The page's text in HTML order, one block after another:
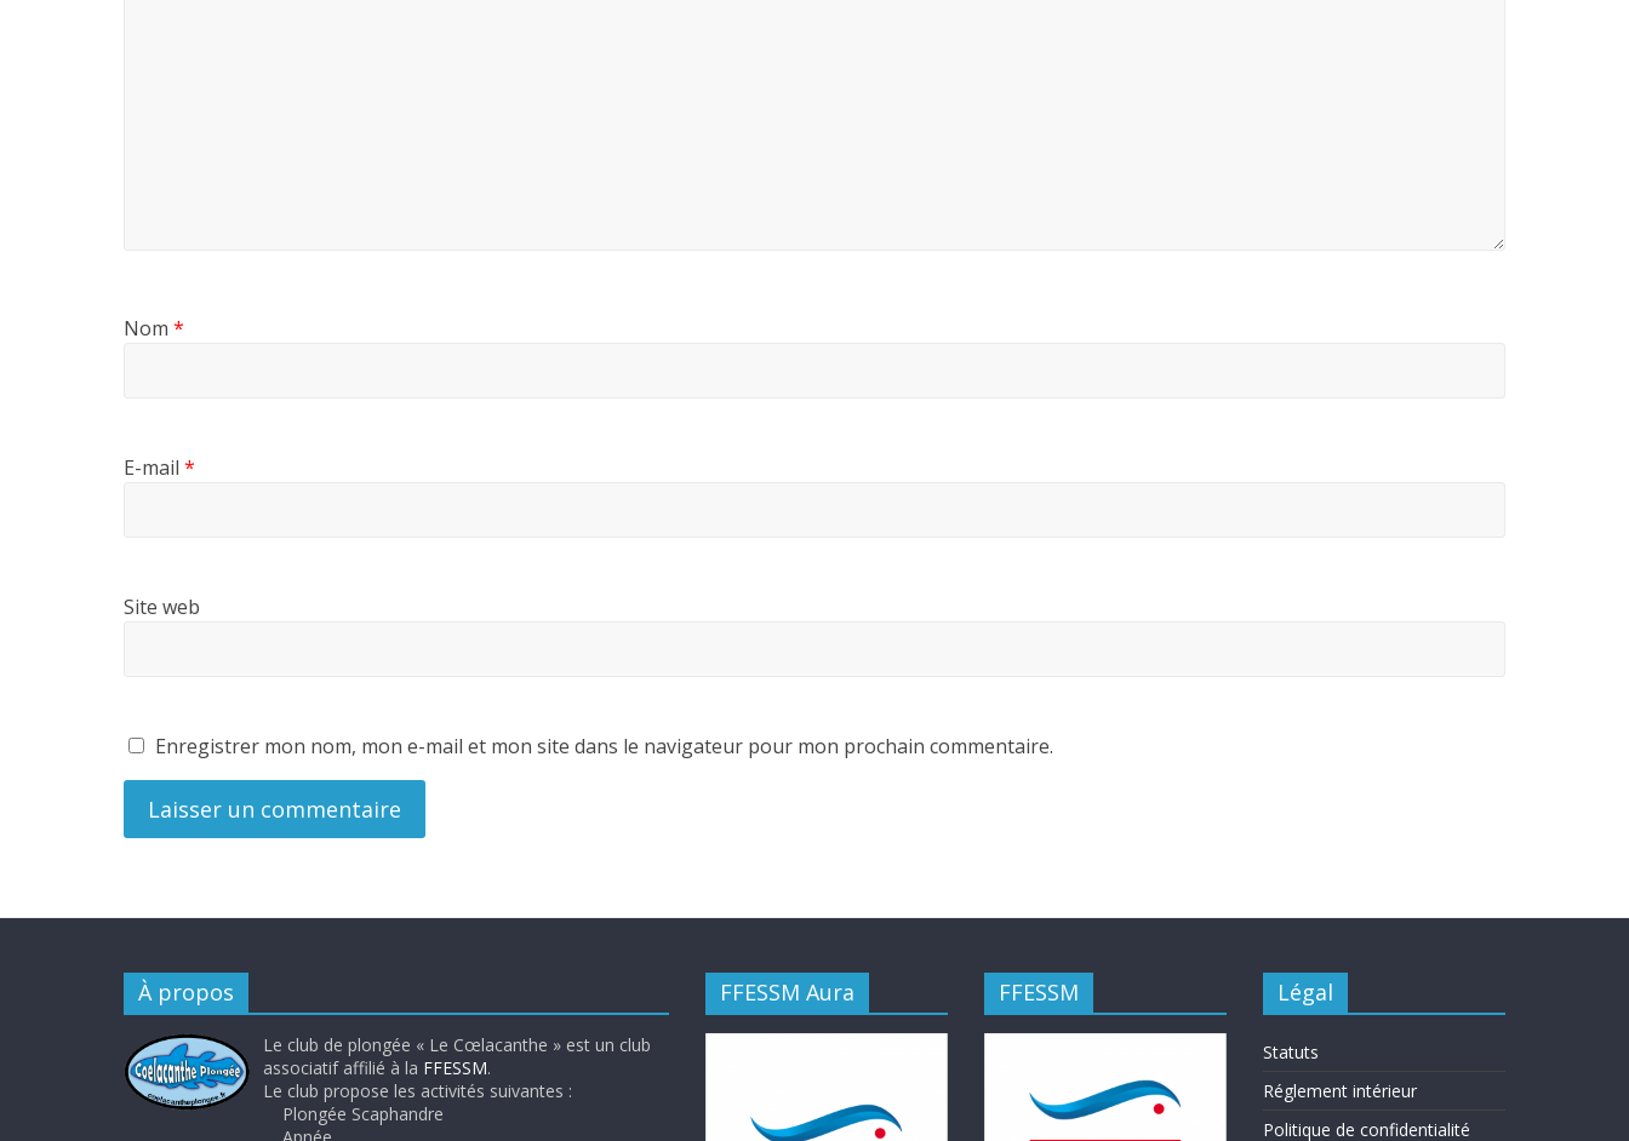
Nom *
E-mail *
Site web
Enregistrer mon nom, mon e-mail et mon site dans le navigateur pour mon prochain commentaire.
À propos
Le club de plongée « Le Cœlacanthe » est un club
associatif affilié à la FFESSM.
Le club propose les activités suivantes :
Plongée Scaphandre
FFESSM Aura FFESSM Légal
Statuts
Réglement intérieur
Politique de confidentialité